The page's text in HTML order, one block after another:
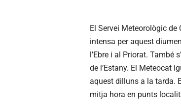
El Servei Meteorològic
intensa per aquest
l’Ebre i al Priorat. També
de l’Estany. El Meteocat
aquest dilluns a la tarda.
mitja hora en punts